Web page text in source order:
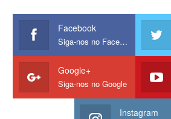
Facebook
Siga-nos no Facebook
Google+
Siga-nos no Google
Instagram